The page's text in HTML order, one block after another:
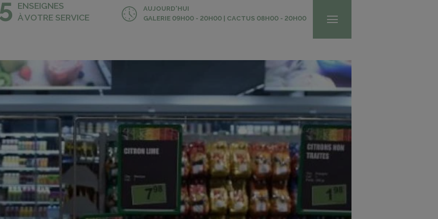
ENSEIGNES
À VOTRE SERVICE
AUJOURD'HUI
GALERIE 09H00 - 20H00 | CACTUS 08H00 - 20H00